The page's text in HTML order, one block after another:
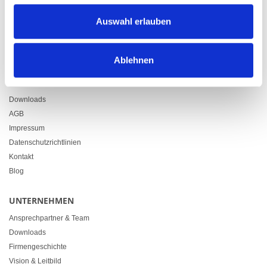
Auswahl erlauben
Ablehnen
+41 71 914 84 84
LINKS
Downloads
AGB
Impressum
Datenschutzrichtlinien
Kontakt
Blog
UNTERNEHMEN
Ansprechpartner & Team
Downloads
Firmengeschichte
Vision & Leitbild